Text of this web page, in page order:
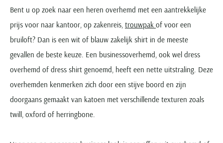
Bent u op zoek naar een heren overhemd met een aantrekkelijke
prijs voor naar kantoor, op zakenreis, trouwpak of voor een
bruiloft? Dan is een wit of blauw zakelijk shirt in de meeste
gevallen de beste keuze. Een businessoverhemd, ook wel dress
overhemd of dress shirt genoemd, heeft een nette uitstraling. Deze
overhemden kenmerken zich door een stijve boord en zijn
doorgaans gemaakt van katoen met verschillende texturen zoals
twill, oxford of herringbone.